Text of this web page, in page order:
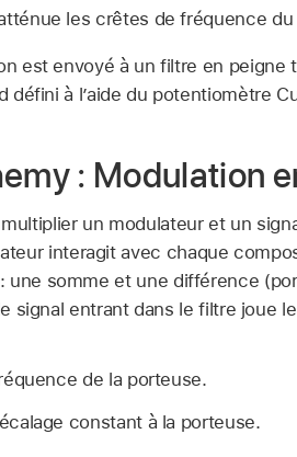
les crêtes de fréquence
est envoyé à un filtre en peigne
à l’aide du potentiomètre
: Modulation
un modulateur et un
interagit avec chaque
une somme et une différence
signal entrant dans le filtre joue
de la porteuse.
constant à la porteuse.